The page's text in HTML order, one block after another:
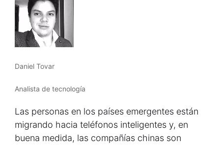
Daniel Tovar
Analista de tecnología
Las personas en los países emergentes están
migrando hacia teléfonos inteligentes y, en
buena medida, las compañías chinas son